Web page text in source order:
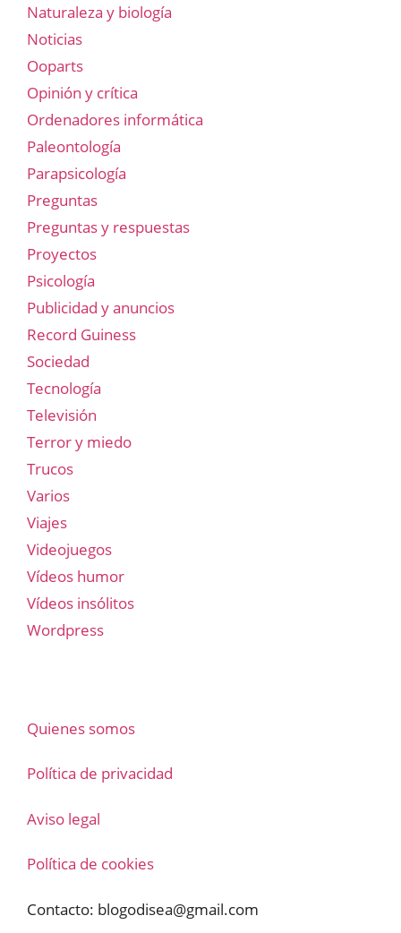
Naturaleza y biología
Noticias
Ooparts
Opinión y crítica
Ordenadores informática
Paleontología
Parapsicología
Preguntas
Preguntas y respuestas
Proyectos
Psicología
Publicidad y anuncios
Record Guiness
Sociedad
Tecnología
Televisión
Terror y miedo
Trucos
Varios
Viajes
Videojuegos
Vídeos humor
Vídeos insólitos
Wordpress
Quienes somos
Política de privacidad
Aviso legal
Política de cookies
Contacto: blogodisea@gmail.com